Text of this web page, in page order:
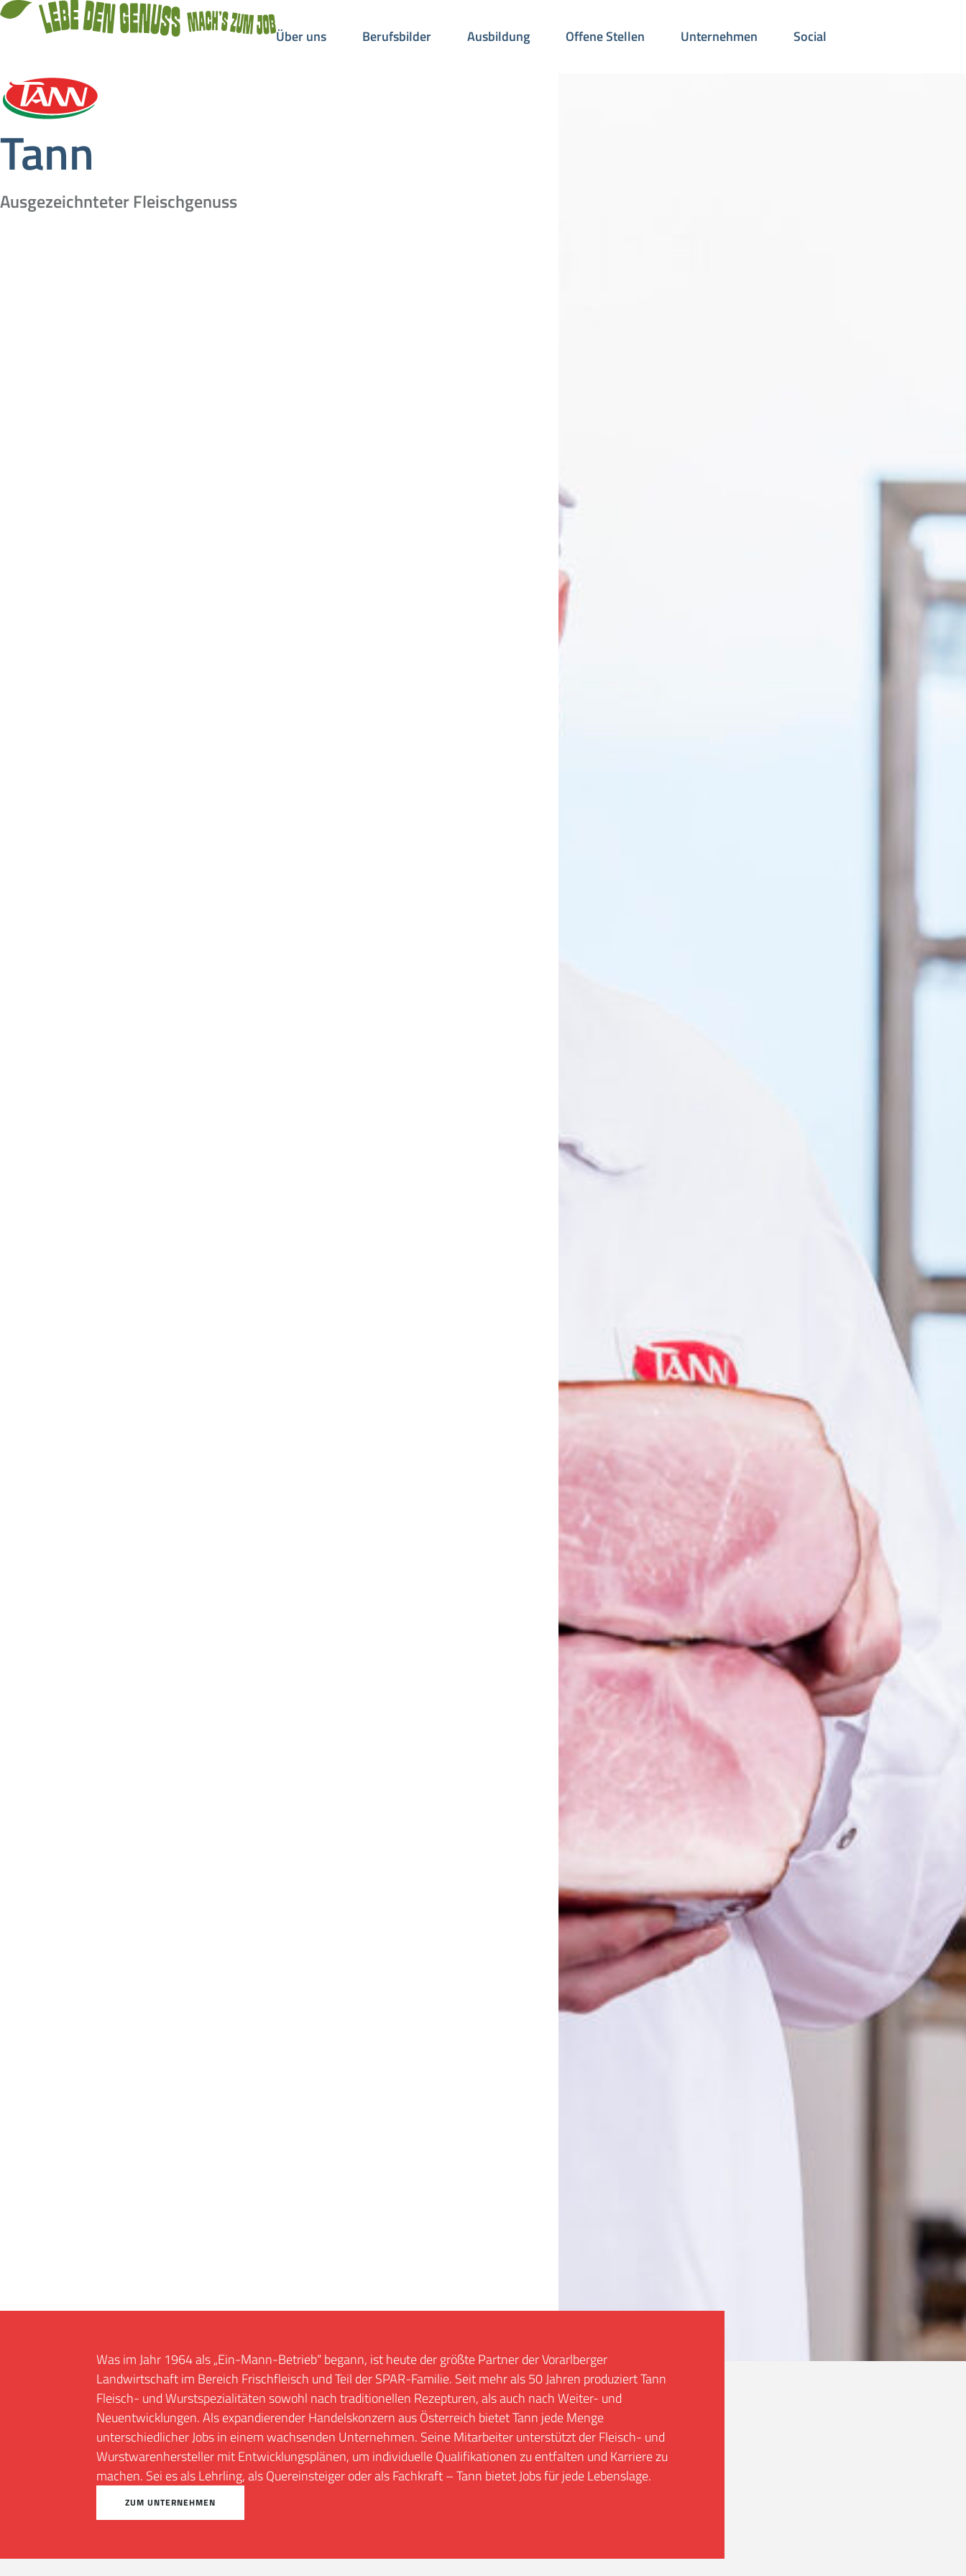
Über uns Berufsbilder Ausbildung Offene Stellen Unternehmen Social
Tann
Ausgezeichnteter Fleischgenuss
Was im Jahr 1964 als „Ein-Mann-Betrieb“ begann, ist heute der größte Partner der Vorarlberger
Landwirtschaft im Bereich Frischfleisch und Teil der SPAR-Familie. Seit mehr als 50 Jahren produziert Tann
Fleisch- und Wurstspezialitäten sowohl nach traditionellen Rezepturen, als auch nach Weiter- und
Neuentwicklungen. Als expandierender Handelskonzern aus Österreich bietet Tann jede Menge
unterschiedlicher Jobs in einem wachsenden Unternehmen. Seine Mitarbeiter unterstützt der Fleisch- und
Wurstwarenhersteller mit Entwicklungsplänen, um individuelle Qualifikationen zu entfalten und Karriere zu
machen. Sei es als Lehrling, als Quereinsteiger oder als Fachkraft – Tann bietet Jobs für jede Lebenslage.
ZUM UNTERNEHMEN